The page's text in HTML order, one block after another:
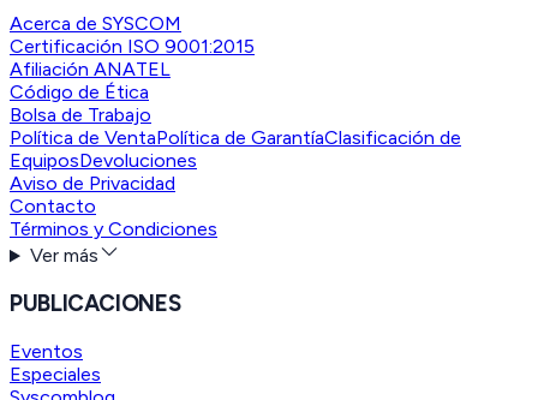
Acerca de SYSCOM
Certificación ISO 9001:2015
Afiliación ANATEL
Código de Ética
Bolsa de Trabajo
Política de VentaPolítica de GarantíaClasificación de
EquiposDevoluciones
Aviso de Privacidad
Contacto
Términos y Condiciones
Ver más
PUBLICACIONES
Eventos
Especiales